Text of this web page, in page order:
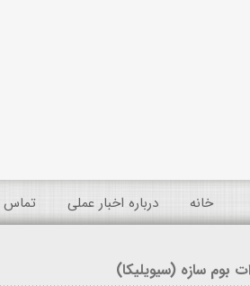
خانه درباره اخبار عملی تماس
بوم سازه (سیویلیکا)